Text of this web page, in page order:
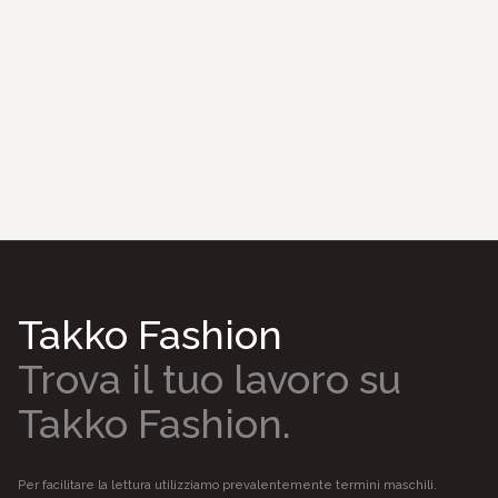
Takko Fashion
Trova il tuo lavoro su
Takko Fashion.
Per facilitare la lettura utilizziamo prevalentemente termini maschili.